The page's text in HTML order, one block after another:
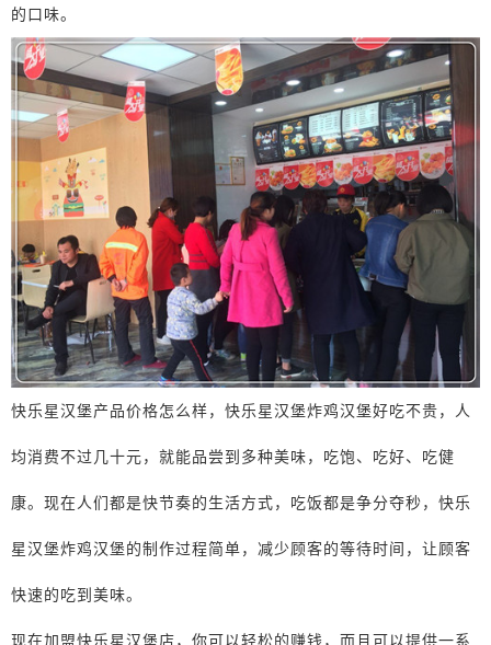
的口味。
快乐星汉堡产品价格怎么样，快乐星汉堡炸鸡汉堡好吃不贵，人
均消费不过几十元，就能品尝到多种美味，吃饱、吃好、吃健
康。现在人们都是快节奏的生活方式，吃饭都是争分夺秒，快乐
星汉堡炸鸡汉堡的制作过程简单，减少顾客的等待时间，让顾客
快速的吃到美味。
现在加盟快乐星汉堡店，你可以轻松的赚钱，而且可以提供一系